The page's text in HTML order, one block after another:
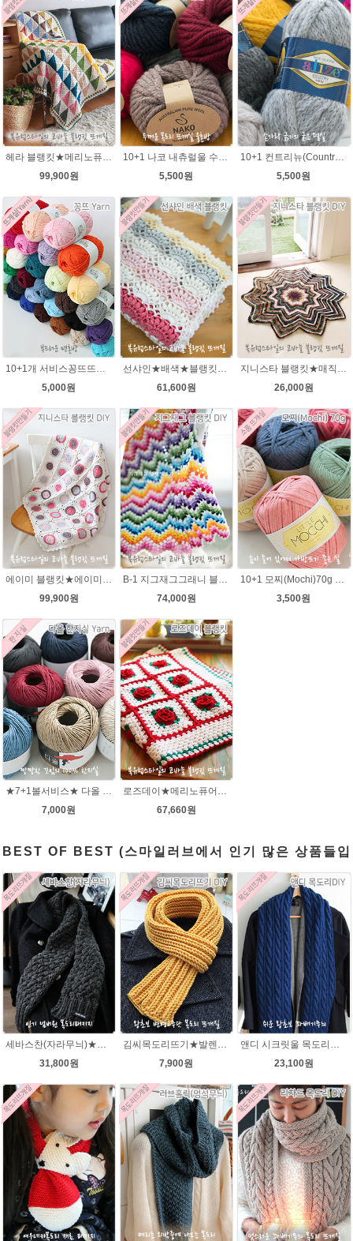
헤라 블랭킷★메리노퓨어울 27타래 북유럽블랭킷 울100% 코바늘뜨기 뜨개질
99,900원
10+1 나코 내츄럴울 수입뜨개실/루피망고st 모자뜨기/
5,500원
10+1 컨트리뉴(Country new) 굵은털실/컨트리뉴 뜨개실/뜨개질 뉴컨트리/컨트리실/컨트리뜨개실
5,500원
5,000원
61,600원
26,000원
에이미 블랭킷★에이미울 뜨개실DIY 북유럽블랭킷 코바늘뜨기/손뜨개블랭킷 부드러운 털실
99,900원
B-1 지그재그그래니 블랭킷★메리노퓨어울 뜨개실 코바늘뜨기(뜨개실 20타래+도안증정)/봄 블랭킷뜨기/가을 북유럽블랭킷 뜨개질
74,000원
10+1 모찌(Mochi)70g 모찌실/인형실/소품실/리틀모찌/가방뜨기/모찌뜨개실/가방뜨개실/여름뜨개실 브릿지실/솜뜨개실/코나실 왕모찌실
3,500원
7,000원
67,660원
BEST OF BEST (스마일러브에서 인기 많은 상품들입
니다.)
31,800원
7,900원
23,100원